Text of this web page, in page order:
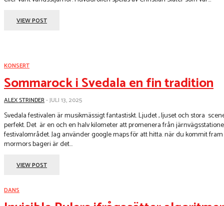
VIEW POST
KONSERT
Sommarock i Svedala en fin tradition
ALEX STRINDER-JULI 13, 2025
Svedala festivalen är musikmässigt fantastiskt. Ljudet , ljuset och stora
perfekt. Det är en och en halv kilometer att promenera från
festivalområdet. Jag använder google maps för att hitta. när du kommit fram till
mormors bageri är det...
VIEW POST
DANS